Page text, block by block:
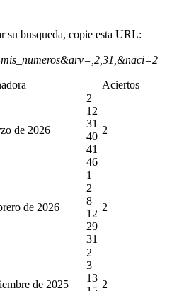
su busqueda, copie esta URL:
Aciertos
de 2026
2
12
31
40
41
46
2
de 2026
1
2
8
12
29
31
2
de 2025
2
3
13
2